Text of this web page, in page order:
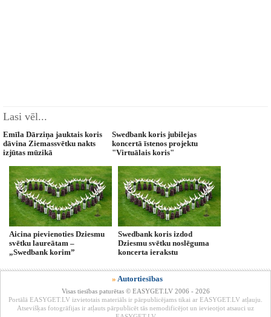
Lasi vēl...
Emīla Dārziņa jauktais koris
dāvina Ziemassvētku nakts
izjūtas mūzikā
Swedbank koris jubilejas
koncertā īstenos projektu
"Virtuālais koris"
Aicina pievienoties Dziesmu
svētku laureātam –
„Swedbank korim”
Swedbank koris izdod
Dziesmu svētku noslēguma
koncerta ierakstu
» Autortiesības
Visas tiesības paturētas © EASYGET.LV 2006 - 2026
Portālā EASYGET.LV izvietotais materiāls ir pārpublicējams tikai ar EASYGET.LV atļauju.
Atsevišķas fotogrāfijas ir atļauts pārpublicēt tās nemodificējot un ievieotjot atsauci uz